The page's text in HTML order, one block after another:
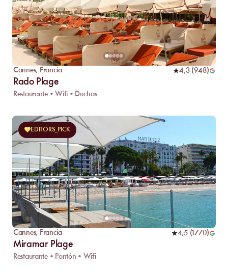
Cannes, Francia 4,3(948)
Rado Plage
Restaurante • Wifi • Duchas
EDITORS_PICK
Cannes, Francia 4,5(1770)
Miramar Plage
Restaurante • Pontón • Wifi